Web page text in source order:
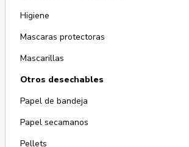
Higiene
Mascaras protectoras
Mascarillas
Otros desechables
Papel de bandeja
Papel secamanos
Pellets